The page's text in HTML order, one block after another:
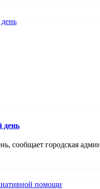
день
сообщает городская